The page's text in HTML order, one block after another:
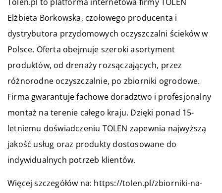
Elżbieta Borkowska, czołowego producenta i
dystrybutora przydomowych oczyszczalni ścieków w
Polsce. Oferta obejmuje szeroki asortyment
produktów, od drenaży rozsączających, przez
różnorodne oczyszczalnie, po zbiorniki ogrodowe.
Firma gwarantuje fachowe doradztwo i profesjonalny
montaż na terenie całego kraju. Dzięki ponad 15-
letniemu doświadczeniu TOLEN zapewnia najwyższą
jakość usług oraz produkty dostosowane do
indywidualnych potrzeb klientów.
Więcej szczegółów na: https://tolen.pl/zbiorniki-na-